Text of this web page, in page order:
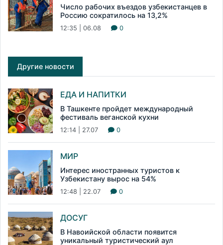
Число рабочих въездов узбекистанцев в
Россию сократилось на 13,2%
12:35 | 06.08 0
Другие новости
ЕДА И НАПИТКИ
В Ташкенте пройдет международный
фестиваль веганской кухни
12:14 | 27.07 0
МИР
Интерес иностранных туристов к
Узбекистану вырос на 54%
12:48 | 22.07 0
ДОСУГ
В Навоийской области появится
уникальный туристический аул